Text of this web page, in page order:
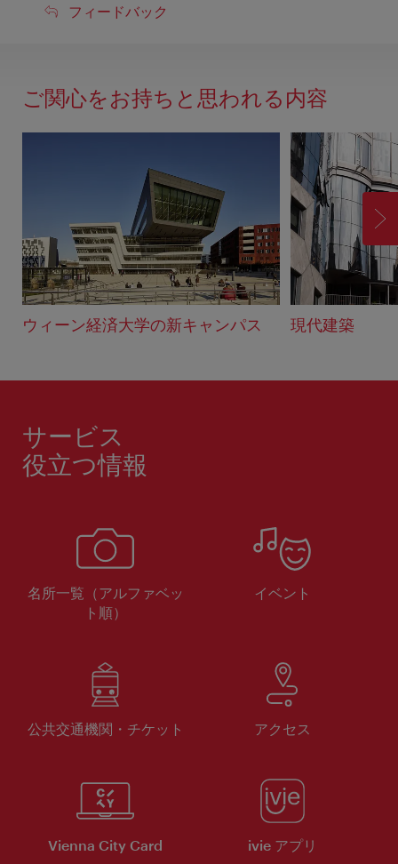
フ
ド
フィードバック
ご関心をお持ちと思われる内容
ウィーン経済大学の新キャンパス 現代建築
進
む
サービス
役立つ情報
名所一覧（アルファベッ
ト順）
イベント
公共交通機関・チケット アクセス
Vienna City Card ivie アプリ